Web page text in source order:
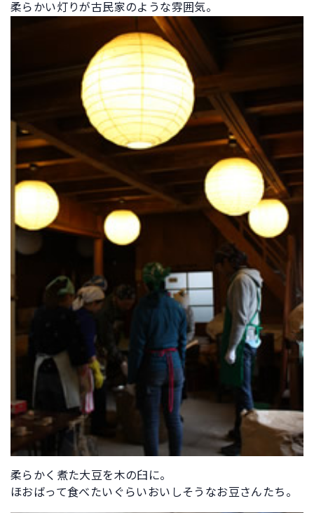
柔らかい灯りが古民家のような雰囲気。
柔らかく煮た大豆を木の臼に。
ほおばって食べたいぐらいおいしそうなお豆さんたち。